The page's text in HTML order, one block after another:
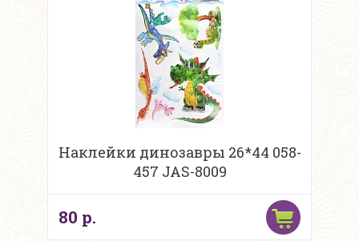
Наклейки динозавры 26*44 058-
457 JAS-8009
80 р.